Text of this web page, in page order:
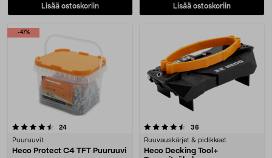
Lisää ostoskoriin Lisää ostoskoriin
-47%
24arvostelut
Puuruuvit
Heco Protect C4 TFT Puuruuvi
4.5 viidestä tähdestä 36
Ruuvauskärjet & pidikkeet
Heco Decking Tool+